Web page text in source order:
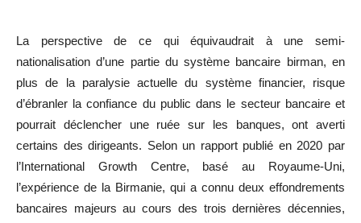
La perspective de ce qui équivaudrait à une semi-
nationalisation d’une partie du système bancaire birman, en
plus de la paralysie actuelle du système financier, risque
d’ébranler la confiance du public dans le secteur bancaire et
pourrait déclencher une ruée sur les banques, ont averti
certains des dirigeants. Selon un rapport publié en 2020 par
l’International Growth Centre, basé au Royaume-Uni,
l’expérience de la Birmanie, qui a connu deux effondrements
bancaires majeurs au cours des trois dernières décennies,